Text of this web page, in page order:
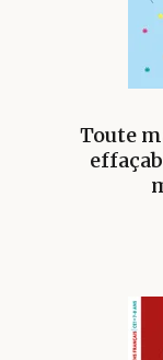
Toute